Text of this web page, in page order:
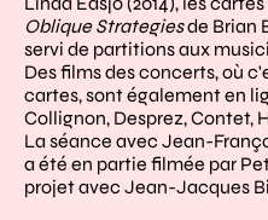
Oblique Strategiesde Brian
servi de partitions aux
Des films des concerts, où
cartes, sont également en
Collignon, Desprez, Contet,
La séance avec Jean-
a été en partie filmée par
projet avec Jean-Jacques